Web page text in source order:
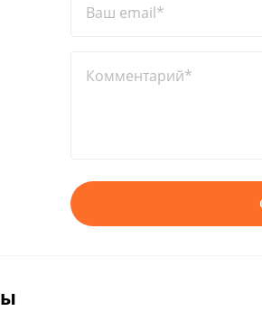
Ваш email*
Комментарий*